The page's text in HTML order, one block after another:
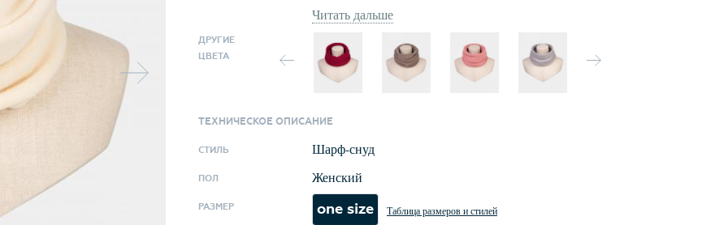
соблюдением старых ткацких традиций и новых
современных технологий. Идеально сочетается с
шапочками Magalaya,
Basic,Wewa,Gaetane,Ananda,Juanita и удлиненными
качества - Canoe.
Читать дальше
ДРУГИЕ
ЦВЕТА
ТЕХНИЧЕСКОЕ ОПИСАНИЕ
СТИЛЬ Шарф-снуд
ПОЛ Женский
РАЗМЕР one size Таблица размеров и стилей